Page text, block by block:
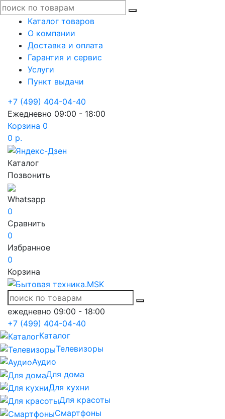
Каталог товаров
О компании
Доставка и оплата
Гарантия и сервис
Услуги
Пункт выдачи
+7 (499) 404-04-40
Ежедневно 09:00 - 18:00
Корзина 0
0 р.
Каталог
Позвонить
Whatsapp
0
Сравнить
0
Избранное
0
Корзина
ежедневно 09:00 - 18:00
+7 (499) 404-04-40
Каталог
Телевизоры
Аудио
Для дома
Для кухни
Для красоты
Смартфоны